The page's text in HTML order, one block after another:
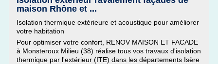
maison Rhône et ...
Isolation thermique extérieure et acoustique pour améliorer
votre habitation
Pour optimiser votre confort, RENOV MAISON ET FACADE
à Monsteroux Milieu (38) réalise tous vos travaux d'isolation
thermique par l'extérieur (ITE) dans les départements Isère